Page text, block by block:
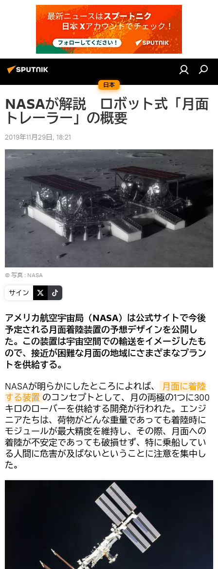
日本
NASAが解説 ロボット式「月面
トレーラー」の概要
2019年11月29日, 18:21
© 写真 : NASA
サイン
アメリカ航空宇宙局（NASA）は公式サイトで今後
予定される月面着陸装置の予想デザインを公開し
た。この装置は宇宙空間での輸送をイメージしたも
ので、接近が困難な月面の地域にさまざまなプラン
トを供給する。
NASAが明らかにしたところによれば、
月面に着陸
する装置 のコンセプトとして、月の両極の1つに300
キロのローバーを供給する開発が行われた。エンジ
ニアたちは、荷物がどんな重量であっても着陸時に
モジュールが最大精度を維持し、その際、月面への
着陸が不安定であっても破損せず、特に乗船してい
る人間に危害が及ばないということに注意を集中し
た。